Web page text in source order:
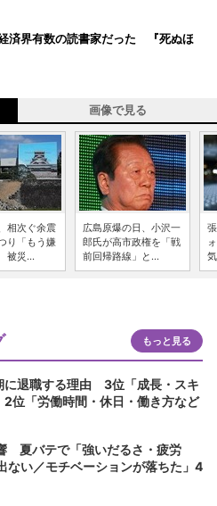
済界有数の読書家だった 『死ぬほ
画像で見る
相次ぐ余震
り「もう嫌
被災...
広島原爆の日、小沢一
郎氏が高市政権を「戦
前回帰路線」と...
もっと見る
に退職する理由 3位「成長・スキ
位「労働時間・休日・働き方など
夏バテで「強いだるさ・疲労
ない／モチベーションが落ちた」4